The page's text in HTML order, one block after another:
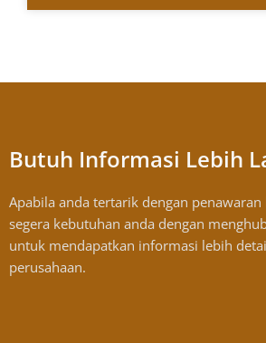
Butuh Informasi Lebih
Apabila anda tertarik dengan
segera kebutuhan anda dengan
untuk mendapatkan informasi lebih
perusahaan.